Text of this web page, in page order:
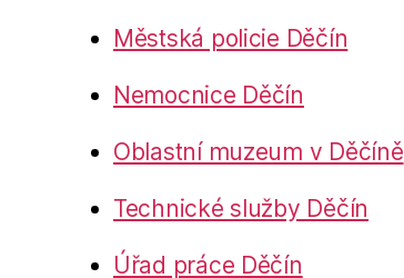
Městská policie Děčín
Nemocnice Děčín
Oblastní muzeum v Děčíně
Technické služby Děčín
Úřad práce Děčín